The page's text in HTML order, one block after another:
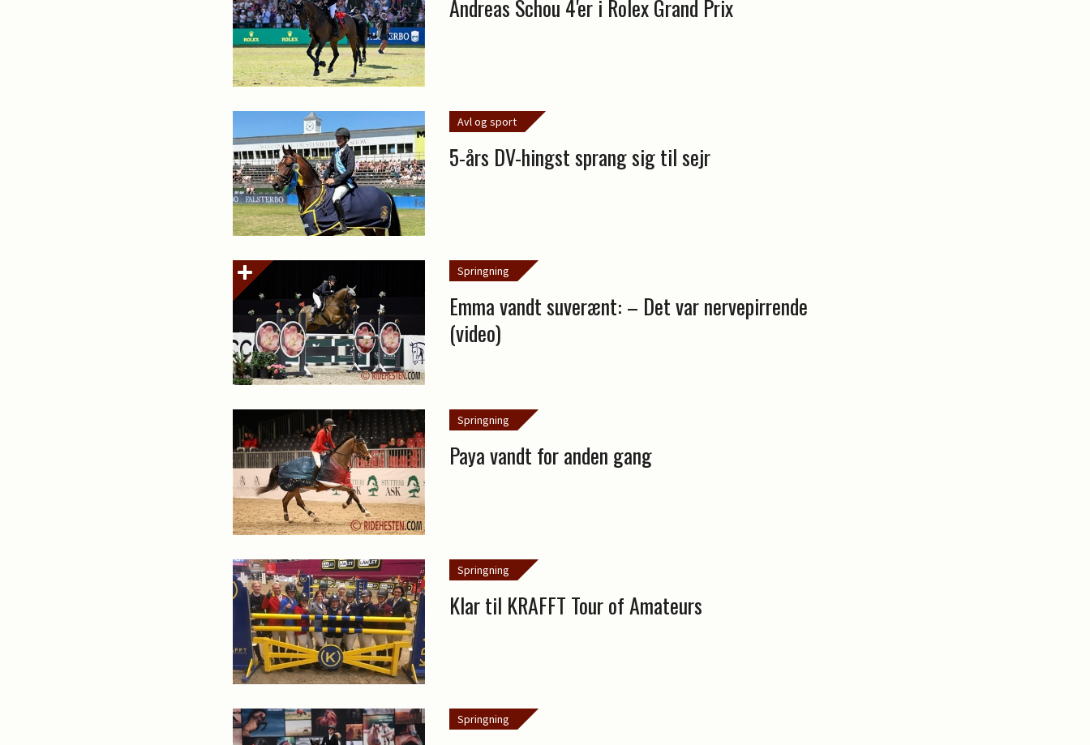
Andreas Schou 4'er i Rolex Grand Prix
Avl og sport
5-års DV-hingst sprang sig til sejr
Springning
Emma vandt suverænt: – Det var nervepirrende
(video)
Springning
Paya vandt for anden gang
Springning
Klar til KRAFFT Tour of Amateurs
Springning